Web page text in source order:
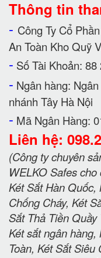
Thông tin
- Công Ty Cổ
An Toàn Kho Quỹ
- Số Tài Khoản:
- Ngân hàng:
nhánh Tây Hà Nội
- Mã Ngân Hàng:
Liên hệ:
(Công ty chuyên
WELKO Safes
Két Sắt Hàn Quốc,
Chống Cháy, Két
Sắt Thả Tiền Quầy
Két sắt ngân
Toàn, Két Sắt